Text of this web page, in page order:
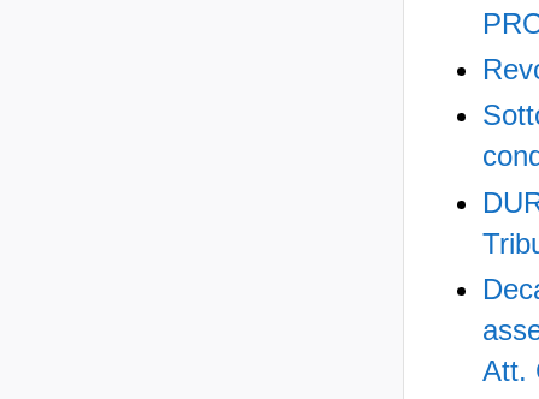
Att.